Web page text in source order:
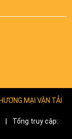
MẠI VẬN TẢI
Tổng truy cập: